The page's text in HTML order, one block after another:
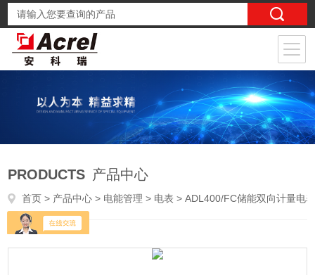
PRODUCTS 产品中心
首页 > 产品中心 > 电能管理 > 电表 > ADL400/FC储能双向计量电